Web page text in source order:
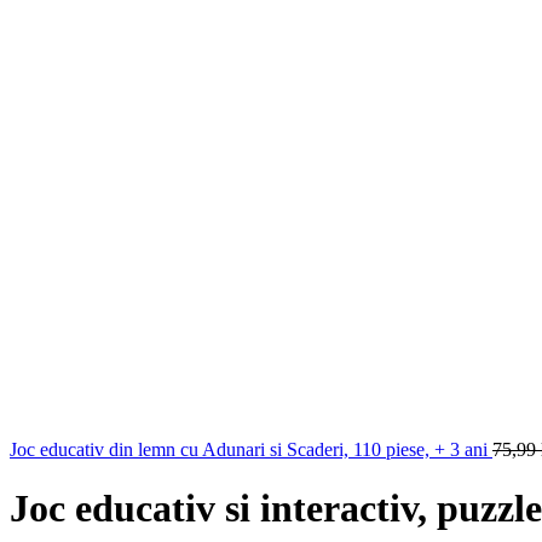
Joc educativ din lemn cu Adunari si Scaderi, 110 piese, + 3 ani 75,99
Joc educativ si interactiv,